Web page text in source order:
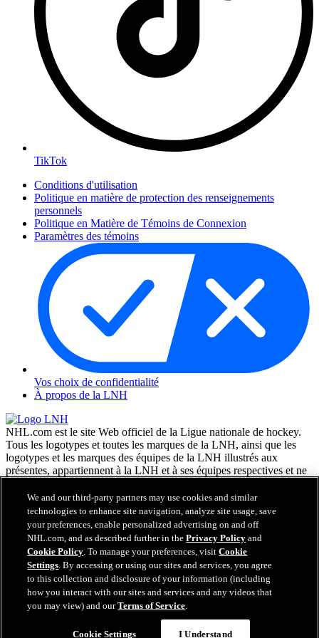
TikTok
Conditions d'utilisation
Politique en matière de protection des renseignements
personnels
Politique en Matière de Témoins de Connexion
Paramètres des témoins
Vos choix de confidentialité
À propos de la LNH
NHL.com est le site Web officiel de la Ligue nationale de hockey.
Tous les logotypes et toutes les marques de la LNH, ainsi que les
logotypes et les marques des équipes de la LNH illustrés aux
présentes, appartiennent à la LNH et à ses équipes respectives et ne
Enterprises, L.P. © LNH 2026. Tous droits réservés. Tous les
chandails d'équipe de la LNH personnalisés avec les noms des
joueurs de la LNH et leurs numéros sont officiellement sous license
de la LNH et de l'AJLNH. Le mot servant de marque Zamboni et la
configuration de la surfaceuse Zamboni sont des marques de
commerce déposées de Frank J. Zamboni & Co., Inc. © Frank J.
Zamboni & Co., Inc. 2026. Tous droits réservés. Toute autre marque
déposée ou tout droit d'auteur d'une tierce partie sont la propriété de
leurs auteurs respectifs. Tous droits réservés.
We and our third-party partners may use cookies and similar
technologies to enhance site navigation, analyze site usage, save
your preferences, enable personalized advertising on and off
NHL.com, and as described further in thePrivacy Policy and
Cookie Policy. To manage your preferences, visitCookie
Settings. By accessing or using our sites and services, you agree
to this collection and disclosure of your information (including
how you interact with our sites and services and any videos that
you may view) and ourTerms of Service.
Cookie Settings I Understand